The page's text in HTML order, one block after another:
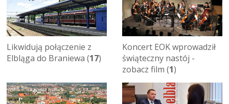
Likwidują połączenie z
Elbląga do Braniewa (17)
Koncert EOK wprowadził
świąteczny nastój -
zobacz film (1)